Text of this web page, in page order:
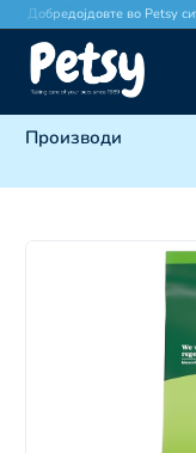
Добредојдовте во Petsy
Производи